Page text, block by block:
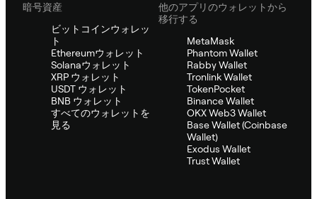
暗号資産
ビットコインウォレッ
ト
Ethereumウォレット
Solanaウォレット
XRP ウォレット
USDT ウォレット
BNB ウォレット
すべてのウォレットを
見る
他のアプリのウォレットから
移行する
MetaMask
Phantom Wallet
Rabby Wallet
Tronlink Wallet
TokenPocket
Binance Wallet
OKX Web3 Wallet
Base Wallet (Coinbase
Wallet)
Exodus Wallet
Trust Wallet